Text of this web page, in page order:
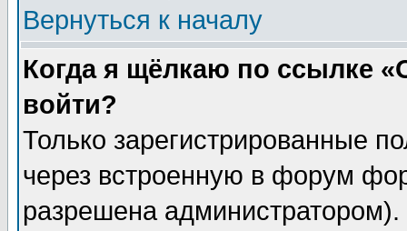
Вернуться к началу
Когда я щёлкаю по ссылке
войти?
Только зарегистрированные
через встроенную в форум
разрешена